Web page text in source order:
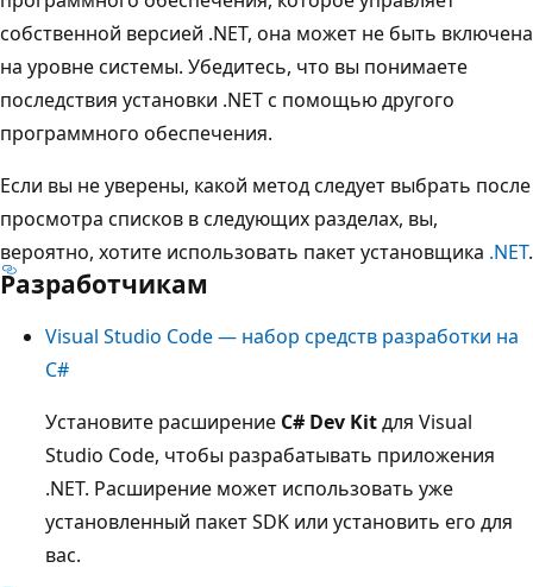
собственной версией .NET, она может не быть включена
на уровне системы. Убедитесь, что вы понимаете
последствия установки .NET с помощью другого
программного обеспечения.
Если вы не уверены, какой метод следует выбрать после
просмотра списков в следующих разделах, вы,
вероятно, хотите использовать пакет установщика .NET.
Разработчикам
Visual Studio Code — набор средств разработки на
C#
Установите расширение C# Dev Kitдля Visual
Studio Code, чтобы разрабатывать приложения
.NET. Расширение может использовать уже
установленный пакет SDK или установить его для
вас.